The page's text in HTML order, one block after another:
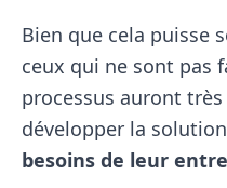
Bien que cela puisse
ceux qui ne sont pas
processus auront
développer la
besoins de leur